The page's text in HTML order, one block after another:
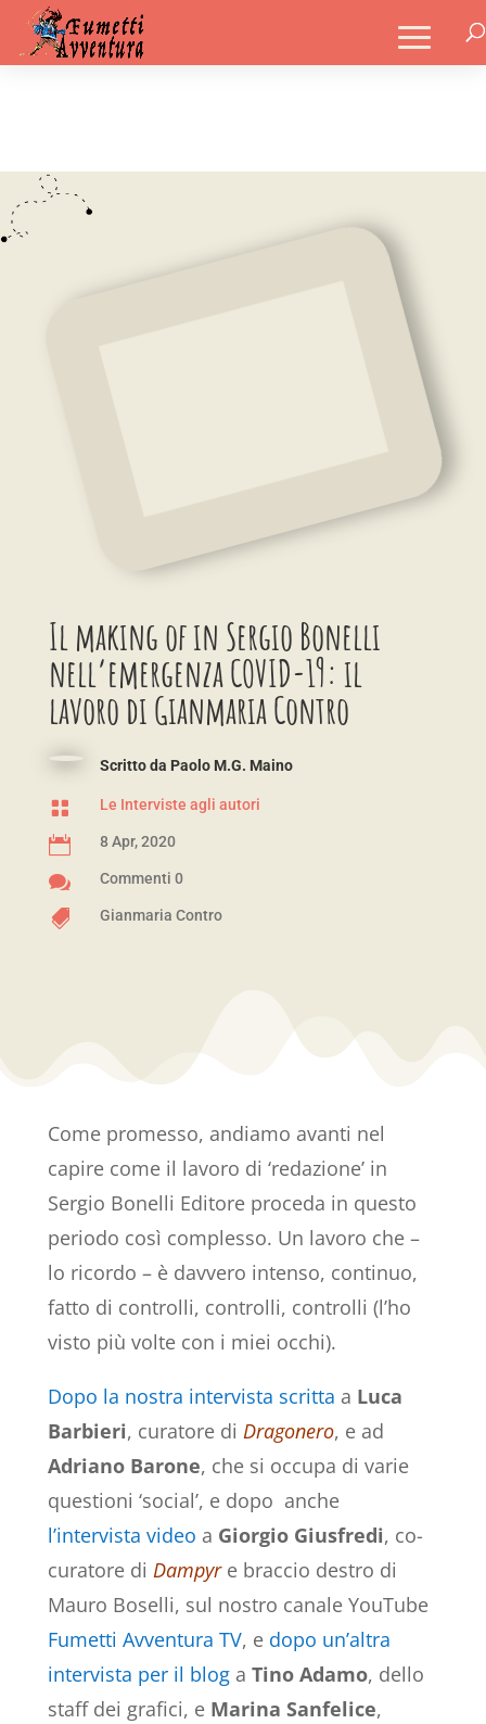
Il making of in Sergio Bonelli
nell’emergenza COVID-19: il
lavoro di Gianmaria Contro
Scritto da Paolo M.G. Maino
 Le Interviste agli autori
 8 Apr, 2020
 Commenti 0
 Gianmaria Contro
Come promesso, andiamo avanti nel
capire come il lavoro di ‘redazione’ in
Sergio Bonelli Editore proceda in questo
periodo così complesso. Un lavoro che –
lo ricordo – è davvero intenso, continuo,
fatto di controlli, controlli, controlli (l’ho
visto più volte con i miei occhi).
Dopo la nostra intervista scritta a Luca
Barbieri, curatore di Dragonero, e ad
Adriano Barone, che si occupa di varie
questioni ‘social’, e dopo anche
l’intervista video a Giorgio Giusfredi, co-
curatore di Dampyr e braccio destro di
Mauro Boselli, sul nostro canale YouTube
Fumetti Avventura TV, e dopo un’altra
intervista per il bloga Tino Adamo, dello
staff dei grafici, e Marina Sanfelice,